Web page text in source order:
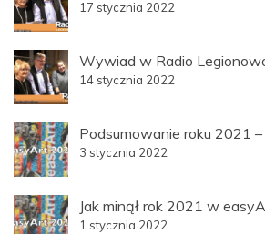
17 stycznia 2022
Wywiad w Radio
14 stycznia 2022
Podsumowanie roku 2021
3 stycznia 2022
Jak minął rok 2021 w
1 stycznia 2022